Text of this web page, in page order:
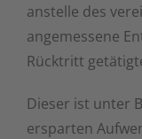
anstelle des
angemessene
Rücktritt
Dieser ist unter
ersparten